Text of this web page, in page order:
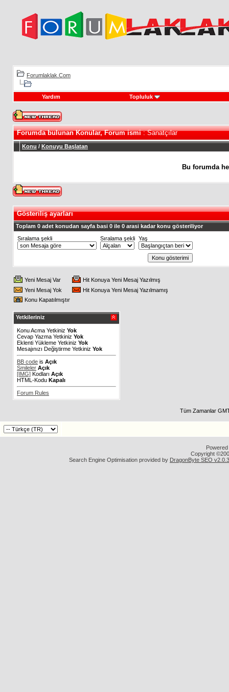
Forumlaklak.Com
Yardım Topluluk
Forumda bulunan Konular, Forum ismi: Sanatçılar
Konu / Konuyu Başlatan
Bu forumda
Gösteriliş ayarları
Toplam 0 adet konudan sayfa basi 0 ile 0 arasi kadar konu gösteriliyor
Sıralama şekli
Sıralama şekli Yaş
Yeni Mesaj Var
Hit Konuya Yeni Mesaj Yazılmış
Yeni Mesaj Yok
Hit Konuya Yeni Mesaj Yazılmamış
Konu Kapatılmıştır
Yetkileriniz
Konu Acma Yetkiniz Yok
Cevap Yazma Yetkiniz Yok
Eklenti Yükleme Yetkiniz Yok
Mesajınızı Değiştirme Yetkiniz Yok
BB code is Açık
Smileler Açık
[IMG] Kodları Açık
HTML-Kodu Kapalı
Forum Rules
Tüm Zamanlar
Copyright
Search Engine Optimisation provided by DragonByte SEO